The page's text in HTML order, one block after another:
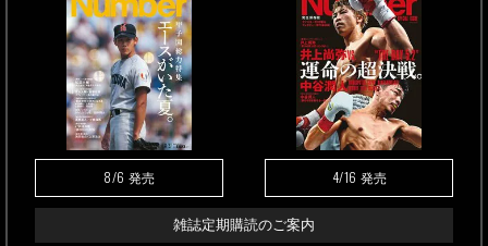
8/6 発売 4/16 発売
雑誌定期購読のご案内